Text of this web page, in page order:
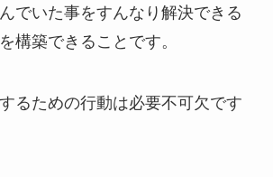
でいた事をすんなり解決できる
構築できることです。
るための行動は必要不可欠です